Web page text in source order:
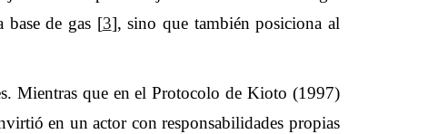
base de gas [3], sino que también posiciona al
Mientras que en el Protocolo de Kioto (1997)
en un actor con responsabilidades propias